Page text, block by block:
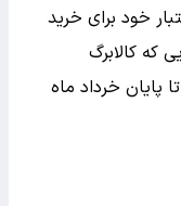
خود برای خرید
که کالابرگ
پایان خرداد ماه